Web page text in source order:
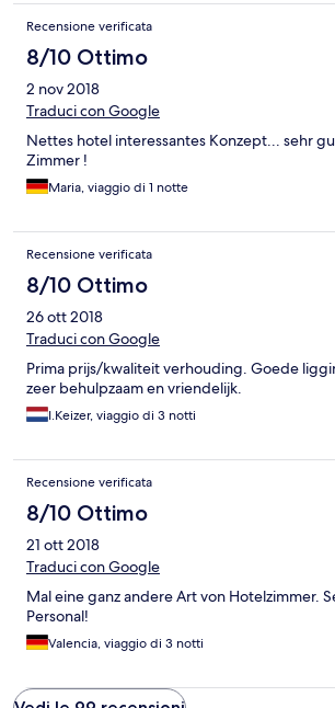
Recensione verificata
8/10 Ottimo
2 nov 2018
Traduci con Google
Nettes hotel interessantes Konzept... sehr
Zimmer !
Maria, viaggio di 1 notte
Recensione verificata
8/10 Ottimo
26 ott 2018
Traduci con Google
Prima prijs/kwaliteit verhouding. Goede
zeer behulpzaam en vriendelijk.
I.Keizer, viaggio di 3 notti
Recensione verificata
8/10 Ottimo
21 ott 2018
Traduci con Google
Mal eine ganz andere Art von Hotelzimmer.
Personal!
Valencia, viaggio di 3 notti